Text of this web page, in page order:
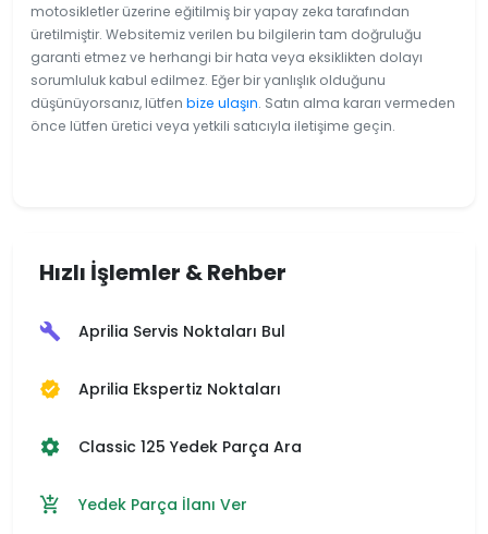
motosikletler üzerine eğitilmiş bir yapay zeka tarafından
üretilmiştir. Websitemiz verilen bu bilgilerin tam doğruluğu
garanti etmez ve herhangi bir hata veya eksiklikten dolayı
sorumluluk kabul edilmez. Eğer bir yanlışlık olduğunu
düşünüyorsanız, lütfen bize ulaşın. Satın alma kararı vermeden
önce lütfen üretici veya yetkili satıcıyla iletişime geçin.
Hızlı İşlemler & Rehber
build Aprilia Servis Noktaları Bul
verified Aprilia Ekspertiz Noktaları
settings Classic 125 Yedek Parça Ara
add_shopping_cart Yedek Parça İlanı Ver